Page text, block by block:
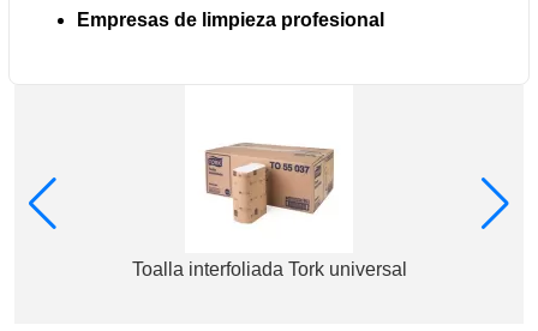
Empresas de limpieza profesional
Toalla interfoliada Tork universal